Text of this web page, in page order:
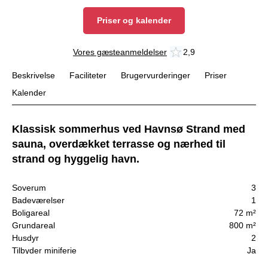
Priser og kalender
Vores gæsteanmeldelser 2,9
Beskrivelse Faciliteter Brugervurderinger
Priser
Kalender
Klassisk sommerhus ved Havnsø Strand med
sauna, overdækket terrasse og nærhed til
strand og hyggelig havn.
Soverum
3
Badeværelser
1
Boligareal
72 m²
Grundareal
800 m²
Husdyr
2
Tilbyder miniferie
Ja